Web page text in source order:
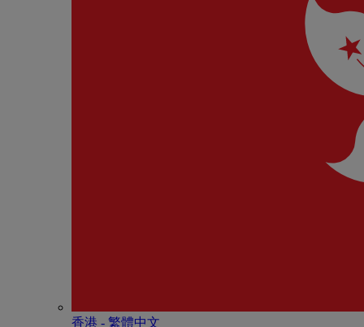
香港 - 繁體中文